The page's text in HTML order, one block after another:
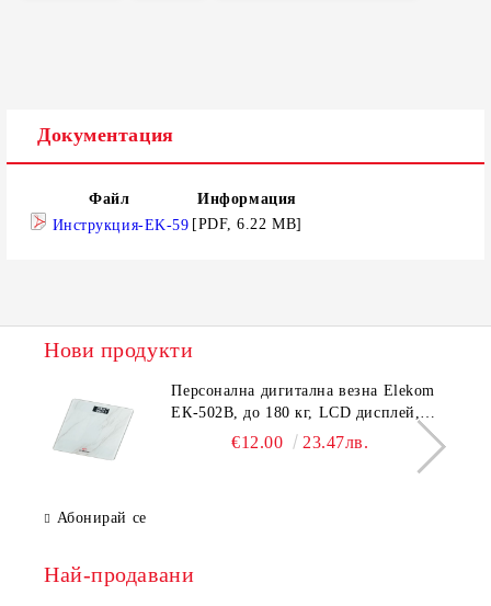
Документация
Файл
Информация
Инструкция-EK-59 [PDF, 6.22 MB]
Нови продукти
Персонална дигитална везна Elekom
ЕК-502B, до 180 кг, LCD дисплей,
Темперирано стъкло - 6.0 мм,
€12.00 23.47лв.
Абонирай се
Най-продавани